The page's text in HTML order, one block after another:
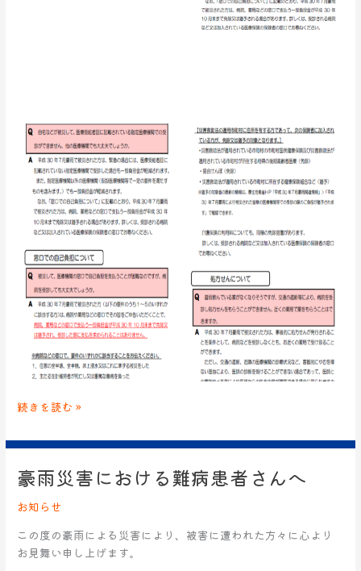
続きを読む »
豪雨災害における難病患者さんへ
お知らせ
この度の豪雨による災害により、被害に遭われた方々に心より
お見舞い申し上げます。
豪
雨
災
に
お